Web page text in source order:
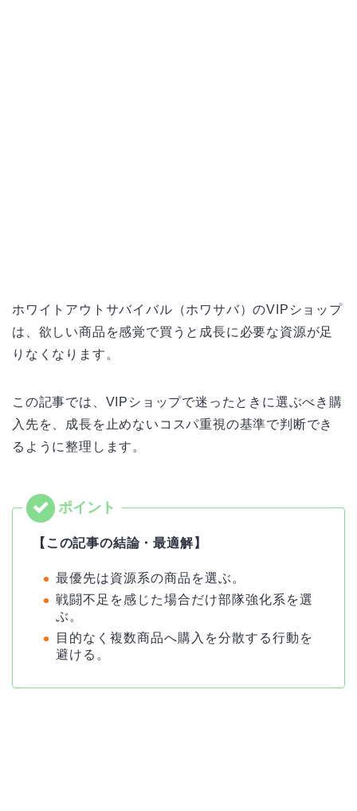
ホワイトアウトサバイバル（ホワサバ）のVIPショップ
は、欲しい商品を感覚で買うと成長に必要な資源が足
りなくなります。
この記事では、VIPショップで迷ったときに選ぶべき購
入先を、成長を止めないコスパ重視の基準で判断でき
るように整理します。
【この記事の結論・最適解】
最優先は資源系の商品を選ぶ。
戦闘不足を感じた場合だけ部隊強化系を選
ぶ。
目的なく複数商品へ購入を分散する行動を
避ける。